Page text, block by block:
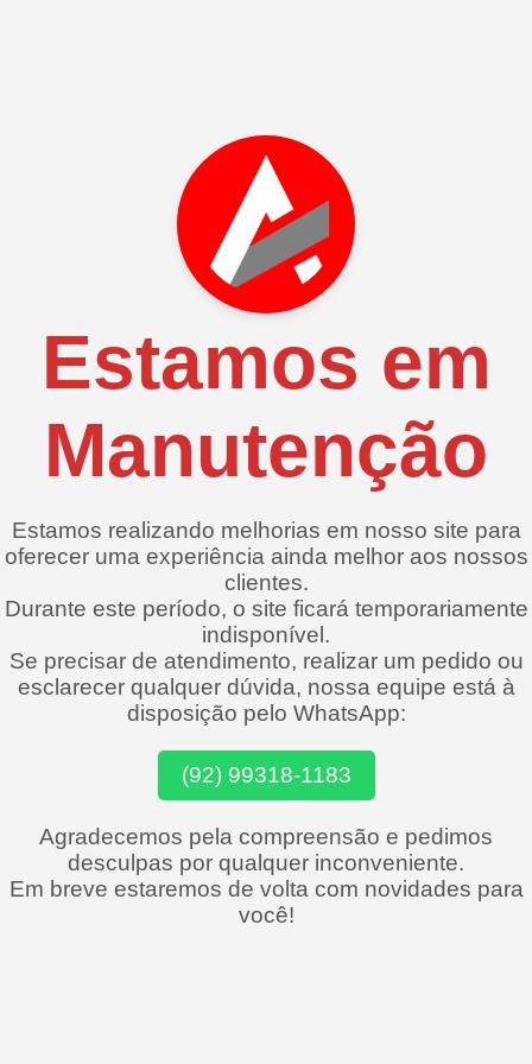
Estamos em
Manutenção
Estamos realizando melhorias em nosso site para
oferecer uma experiência ainda melhor aos nossos
clientes.
Durante este período, o site ficará temporariamente
indisponível.
Se precisar de atendimento, realizar um pedido ou
esclarecer qualquer dúvida, nossa equipe está à
disposição pelo WhatsApp:
(92) 99318-1183
Agradecemos pela compreensão e pedimos
desculpas por qualquer inconveniente.
Em breve estaremos de volta com novidades para
você!